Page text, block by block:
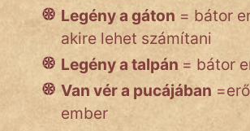
Legény a gáton = bátor
akire lehet számítani
Legény a talpán = bátor
Van vér a pucájában
ember